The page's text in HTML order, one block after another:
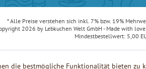
* Alle Preise verstehen sich inkl. 7% bzw. 19%
2026 by Lebkuchen Welt GmbH - Made with
Mindestbestellwert: 5,00
die bestmögliche Funktionalität bieten